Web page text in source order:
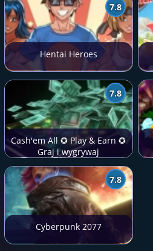
7.8
Hentai Heroes
7.8
Cash'em All ✪ Play & Earn ✪
Graj i wygrywaj
7.8
Cyberpunk 2077